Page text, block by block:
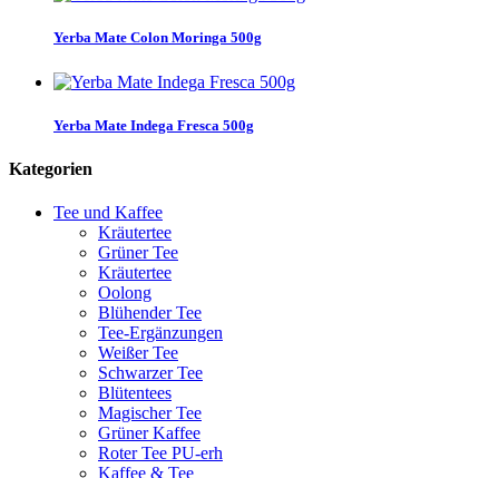
Yerba Mate Colon Moringa 500g
Yerba Mate Indega Fresca 500g
Kategorien
Tee und Kaffee
Kräutertee
Grüner Tee
Kräutertee
Oolong
Blühender Tee
Tee-Ergänzungen
Weißer Tee
Schwarzer Tee
Blütentees
Magischer Tee
Grüner Kaffee
Roter Tee PU-erh
Kaffee & Tee